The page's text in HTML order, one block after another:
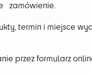
zamówienie.
termin i miejsce
przez formularz